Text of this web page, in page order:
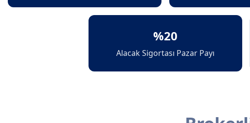
%20
Alacak Sigortası Pazar Payı